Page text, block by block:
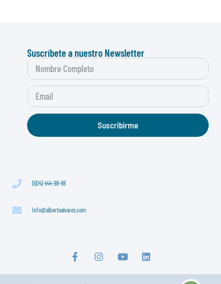
Suscríbete a nuestro Newsletter
Suscribirme
(604) 444-98-98
Info@albertoalvarez.com